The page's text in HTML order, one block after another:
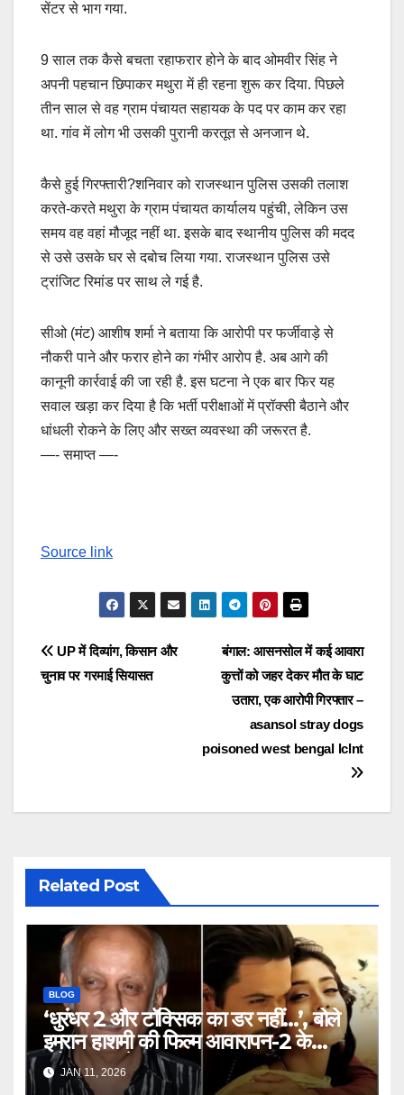
सेंटर से भाग गया.
9 साल तक कैसे बचता रहाफरार होने के बाद ओमवीर सिंह ने
अपनी पहचान छिपाकर मथुरा में ही रहना शुरू कर दिया. पिछले
तीन साल से वह ग्राम पंचायत सहायक के पद पर काम कर रहा
था. गांव में लोग भी उसकी पुरानी करतूत से अनजान थे.
कैसे हुई गिरफ्तारी?शनिवार को राजस्थान पुलिस उसकी तलाश
करते-करते मथुरा के ग्राम पंचायत कार्यालय पहुंची, लेकिन उस
समय वह वहां मौजूद नहीं था. इसके बाद स्थानीय पुलिस की मदद
से उसे उसके घर से दबोच लिया गया. राजस्थान पुलिस उसे
ट्रांजिट रिमांड पर साथ ले गई है.
सीओ (मंट) आशीष शर्मा ने बताया कि आरोपी पर फर्जीवाड़े से
नौकरी पाने और फरार होने का गंभीर आरोप है. अब आगे की
कानूनी कार्रवाई की जा रही है. इस घटना ने एक बार फिर यह
सवाल खड़ा कर दिया है कि भर्ती परीक्षाओं में प्रॉक्सी बैठाने और
धांधली रोकने के लिए और सख्त व्यवस्था की जरूरत है.
—- समाप्त —-
Source link
Post
navigation
बंगाल: आसनसोल में कई आवारा
कुत्तों को जहर देकर मौत के घाट
उतारा, एक आरोपी गिरफ्तार –
asansol stray dogs
poisoned west bengal lclnt
UP में दिव्यांग, किसान और
चुनाव पर गरमाई सियासत
Related Post
BLOG
‘धुरंधर 2 और टॉक्सिक का डर नहीं…’, बोले
इमरान हाशमी की फिल्म आवारापन-2 के
प्रोड्यूसर मुकेश भट्ट – Mukesh
Bhatt on Emraan Hashmi
JAN 11, 2026